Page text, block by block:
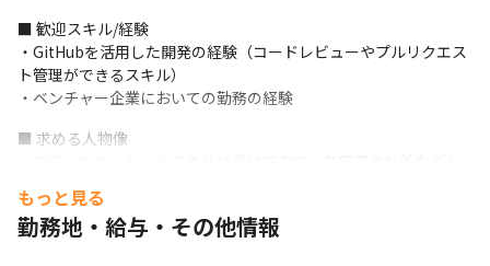
■ 歓迎スキル/経験
・GitHubを活用した開発の経験（コードレビューやプルリクエス
ト管理ができるスキル）
・ベンチャー企業においての勤務の経験
■ 求める人物像
・BARCELONAとしての全体DXに対して、積極的にアクションで
き、楽しむことができる方
もっと見る
勤務地・給与・その他情報